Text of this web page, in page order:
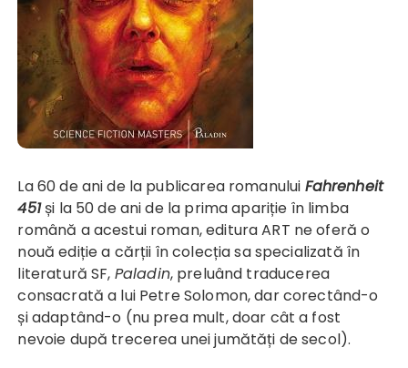
La 60 de ani de la publicarea romanului Fahrenheit
451și la 50 de ani de la prima apariție în limba
română a acestui roman, editura ART ne oferă o
nouă ediție a cărții în colecția sa specializată în
literatură SF, Paladin, preluând traducerea
consacrată a lui Petre Solomon, dar corectând-o
și adaptând-o (nu prea mult, doar cât a fost
nevoie după trecerea unei jumătăți de secol).